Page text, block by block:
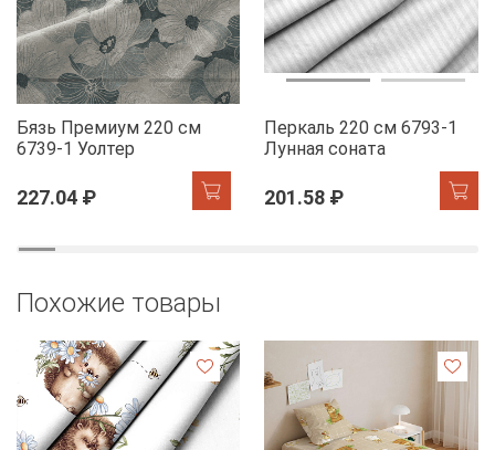
Бязь Премиум 220 см
6739-1 Уолтер
227.04 ₽
Перкаль 220 см 6793-1
Лунная соната
201.58 ₽
Похожие товары